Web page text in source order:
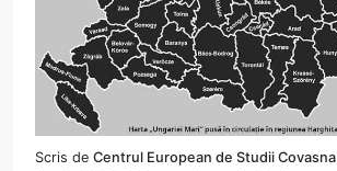
Scris de Centrul European de Studii